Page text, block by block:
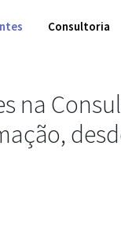
Consultoria
na